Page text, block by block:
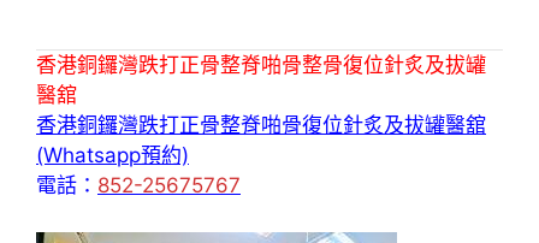
香港銅鑼灣跌打正骨整脊啪骨整骨復位針炙及拔罐
醫舘
香港銅鑼灣跌打正骨整脊啪骨復位針炙及拔罐醫舘
(Whatsapp預約)
電話： 852-25675767